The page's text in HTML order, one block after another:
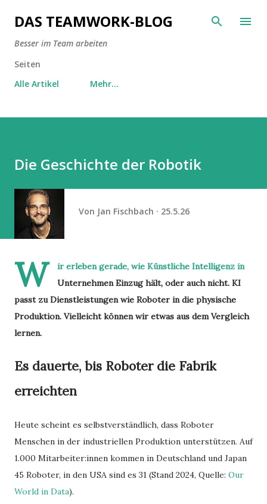
Direkt zum Hauptbereich
DAS TEAMWORK-BLOG
Besser im Team arbeiten
Seiten
Alle Artikel
Mehr…
Die Geschichte der Robotik
Von Jan Fischbach 25.5.26
W
ir erleben gerade, wie Künstliche Intelligenz in
Unternehmen Einzug hält, oder auch nicht. KI
passt zu Dienstleistungen wie Roboter in die physische
Produktion. Vielleicht können wir etwas aus dem Vergleich
lernen.
Es dauerte, bis Roboter die Fabrik
erreichten
Heute scheint es selbstverständlich, dass Roboter
Menschen in der industriellen Produktion unterstützen. Auf
1.000 Mitarbeiter:innen kommen in Deutschland und Japan
45 Roboter, in den USA sind es 31 (Stand 2024, Quelle: Our
World in Data).